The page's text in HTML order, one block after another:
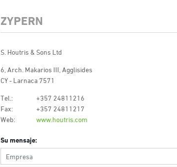
ZYPERN
S. Houtris & Sons Ltd
6, Arch. Makarios III, Agglisides
CY - Larnaca 7571
Tel.:
+357 24811216
Fax:
+357 24811217
Web:
www.houtris.com
Su mensaje: